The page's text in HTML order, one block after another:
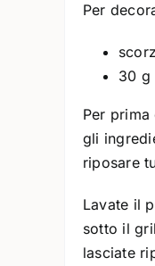
Per
30 g
Per
gli
riposare
Lavate il
sotto il
lasciate